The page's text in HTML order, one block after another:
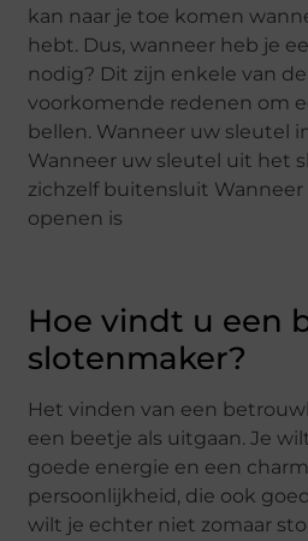
kan naar je toe komen
hebt. Dus, wanneer heb je
nodig? Dit zijn enkele van
voorkomende redenen om
bellen. Wanneer uw sleutel
Wanneer uw sleutel uit het
zichzelf buitensluit
openen is
Hoe vindt u een
slotenmaker?
Het vinden van een
een beetje als uitgaan. Je
goede energie en een
persoonlijkheid, die ook
wilt je echter niet zomaar